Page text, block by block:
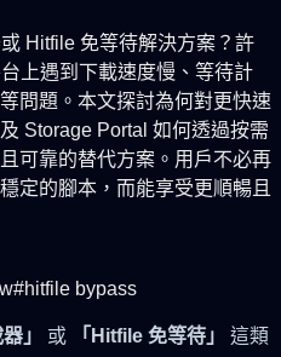
Hitfile 免等待解決方案？許
上遇到下載速度慢、等待計
問題。本文探討為何對更快速
Storage Portal 如何透過按需
可靠的替代方案。用戶不必再
定的腳本，而能享受更順暢且
#hitfile bypass
」 或 「Hitfile 免等待」
這類